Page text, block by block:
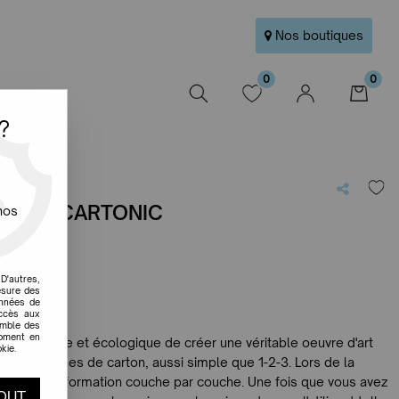
Nos boutiques
0 0
- CARTONIC
facile et écologique de créer une véritable œuvre d'art
de tranches de carton, aussi simple que 1-2-3. Lors de la
à sa formation couche par couche. Une fois que vous avez
des
de
aux
des
en